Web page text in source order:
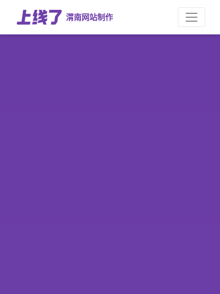
渭南网站制作